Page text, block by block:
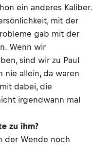
ein anderes Kaliber.
mit der
gab mit der
Wenn wir
sind wir zu Paul
nie allein, da waren
dabei, die
irgendwann mal
zu ihm?
der Wende noch